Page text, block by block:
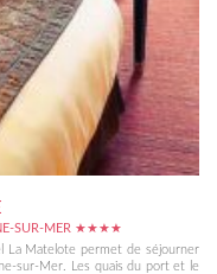
SUR-MER ★★★★
La Matelote permet de séjourner
sur-Mer. Les quais du port et le